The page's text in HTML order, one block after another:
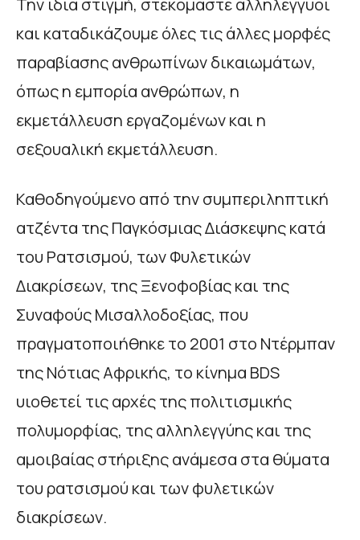
και καταδικάζουμε όλες τις άλλες μορφές
παραβίασης ανθρωπίνων δικαιωμάτων,
όπως η εμπορία ανθρώπων, η
εκμετάλλευση εργαζομένων και η
σεξουαλική εκμετάλλευση.
Καθοδηγούμενο από την συμπεριληπτική
ατζέντα της Παγκόσμιας Διάσκεψης κατά
του Ρατσισμού, των Φυλετικών
Διακρίσεων, της Ξενοφοβίας και της
Συναφούς Μισαλλοδοξίας, που
πραγματοποιήθηκε το 2001 στο Ντέρμπαν
της Νότιας Αφρικής, το κίνημα BDS
υιοθετεί τις αρχές της πολιτισμικής
πολυμορφίας, της αλληλεγγύης και της
αμοιβαίας στήριξης ανάμεσα στα θύματα
του ρατσισμού και των φυλετικών
διακρίσεων.